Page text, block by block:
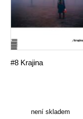
#8 Krajina
není skladem